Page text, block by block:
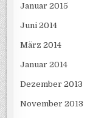
Januar 2015
Juni 2014
März 2014
Januar 2014
Dezember 2013
November 2013